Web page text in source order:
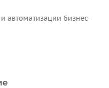
автоматизации бизнес-